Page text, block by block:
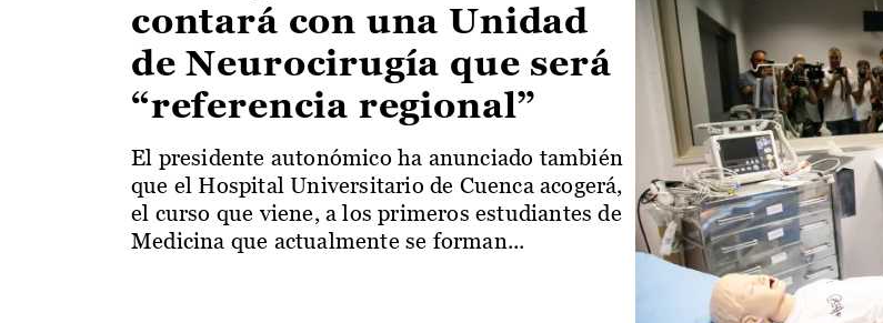
contará con una Unidad
de Neurocirugía que será
“referencia regional”
El presidente autonómico ha anunciado también
que el Hospital Universitario de Cuenca acogerá,
el curso que viene, a los primeros estudiantes de
Medicina que actualmente se forman...